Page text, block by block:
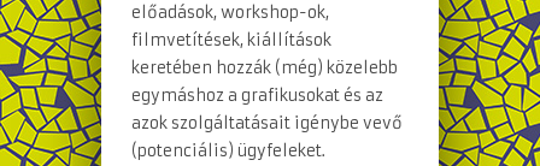
előadások, workshop-ok,
filmvetítések, kiállítások
keretében hozzák (még) közelebb
egymáshoz a grafikusokat és az
azok szolgáltatásait igénybe vevő
(potenciális) ügyfeleket.